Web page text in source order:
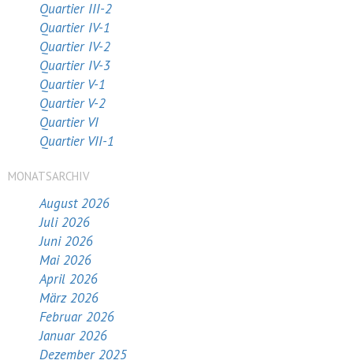
Quartier III-2
Quartier IV-1
Quartier IV-2
Quartier IV-3
Quartier V-1
Quartier V-2
Quartier VI
Quartier VII-1
MONATSARCHIV
August 2026
Juli 2026
Juni 2026
Mai 2026
April 2026
März 2026
Februar 2026
Januar 2026
Dezember 2025